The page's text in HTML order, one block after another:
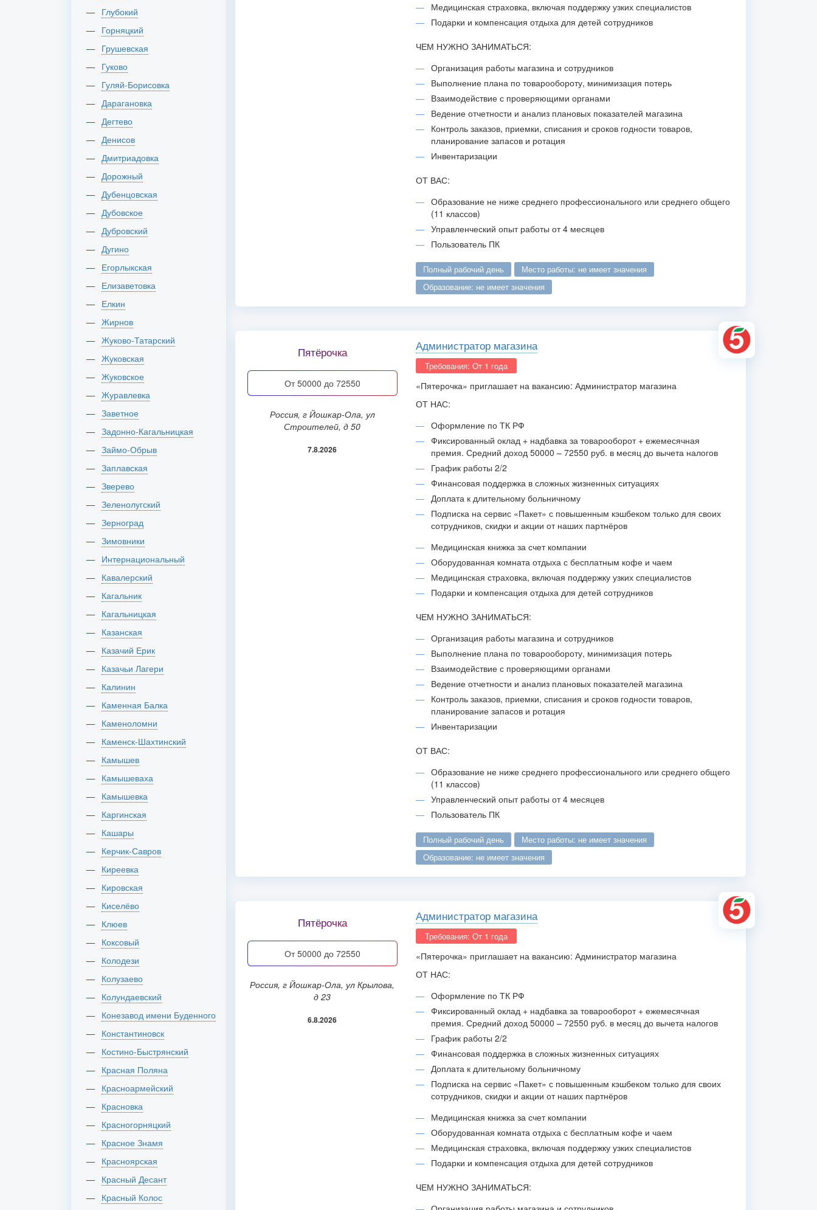
Медицинская страховка, включая поддержку узких специалистов
Подарки и компенсация отдыха для детей сотрудников
ЧЕМ НУЖНО ЗАНИМАТЬСЯ:
Организация работы магазина и сотрудников
Выполнение плана по товарообороту, минимизация потерь
Взаимодействие с проверяющими органами
Ведение отчетности и анализ плановых показателей магазина
Контроль заказов, приемки, списания и сроков годности товаров,
планирование запасов и ротация
Инвентаризации
ОТ ВАС:
Образование не ниже среднего профессионального или среднего общего
(11 классов)
Управленческий опыт работы от 4 месяцев
Пользователь ПК
полный рабочий день
место работы: не имеет значения
образование: не имеет значения
Пятёрочка
от 50000 до 72550
Россия, г Йошкар-Ола, ул
Строителей, д 50
7.8.2026
Администратор магазина
Требования: От 1 года
«Пятерочка» приглашает на вакансию: Администратор магазина
ОТ НАС:
Оформление по ТК РФ
Фиксированный оклад + надбавка за товарооборот + ежемесячная
премия. Средний доход 50000 – 72550 руб. в месяц до вычета налогов
График работы 2/2
Финансовая поддержка в сложных жизненных ситуациях
Доплата к длительному больничному
Подписка на сервис «Пакет» с повышенным кэшбеком только для своих
сотрудников, скидки и акции от наших партнёров
Медицинская книжка за счет компании
Оборудованная комната отдыха с бесплатным кофе и чаем
Медицинская страховка, включая поддержку узких специалистов
Подарки и компенсация отдыха для детей сотрудников
ЧЕМ НУЖНО ЗАНИМАТЬСЯ:
Организация работы магазина и сотрудников
Выполнение плана по товарообороту, минимизация потерь
Взаимодействие с проверяющими органами
Ведение отчетности и анализ плановых показателей магазина
Контроль заказов, приемки, списания и сроков годности товаров,
планирование запасов и ротация
Инвентаризации
ОТ ВАС:
Образование не ниже среднего профессионального или среднего общего
(11 классов)
Управленческий опыт работы от 4 месяцев
Пользователь ПК
полный рабочий день
место работы: не имеет значения
образование: не имеет значения
Пятёрочка
от 50000 до 72550
Россия, г Йошкар-Ола, ул Крылова,
д 23
6.8.2026
Администратор магазина
Требования: От 1 года
«Пятерочка» приглашает на вакансию: Администратор магазина
ОТ НАС:
Оформление по ТК РФ
Фиксированный оклад + надбавка за товарооборот + ежемесячная
премия. Средний доход 50000 – 72550 руб. в месяц до вычета налогов
График работы 2/2
Финансовая поддержка в сложных жизненных ситуациях
Доплата к длительному больничному
Подписка на сервис «Пакет» с повышенным кэшбеком только для своих
сотрудников, скидки и акции от наших партнёров
Медицинская книжка за счет компании
Оборудованная комната отдыха с бесплатным кофе и чаем
Медицинская страховка, включая поддержку узких специалистов
Подарки и компенсация отдыха для детей сотрудников
ЧЕМ НУЖНО ЗАНИМАТЬСЯ:
Глубокий
Горняцкий
Грушевская
Гуково
Гуляй-Борисовка
Дарагановка
Дегтево
Денисов
Дмитриадовка
Дорожный
Дубенцовская
Дубовское
Дубровский
Дугино
Егорлыкская
Елизаветовка
Елкин
Жирнов
Жуково-Татарский
Жуковская
Жуковское
Журавлевка
Заветное
Задонно-Кагальницкая
Займо-Обрыв
Заплавская
Зверево
Зеленолугский
Зерноград
Зимовники
Интернациональный
Кавалерский
Кагальник
Кагальницкая
Казанская
Казачий Ерик
Казачьи Лагери
Калинин
Каменная Балка
Каменоломни
Каменск-Шахтинский
Камышев
Камышеваха
Камышевка
Каргинская
Кашары
Керчик-Савров
Киреевка
Кировская
Киселёво
Клюев
Коксовый
Колодези
Колузаево
Колундаевский
Конезавод имени Буденного
Константиновск
Костино-Быстрянский
Красная Поляна
Красноармейский
Красновка
Красногорняцкий
Красное Знамя
Красноярская
Красный Десант
Красный Колос